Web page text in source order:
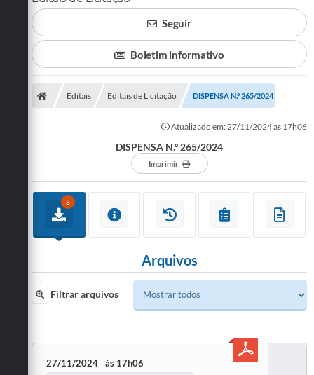
Seguir
Boletim informativo
Editais Editais de Licitação DISPENSA N.º 265/2024
Atualizado em: 27/11/2024 às 17h06
DISPENSA N.º 265/2024
Imprimir
3
Arquivos
Filtrar arquivos
27/11/2024 17h06